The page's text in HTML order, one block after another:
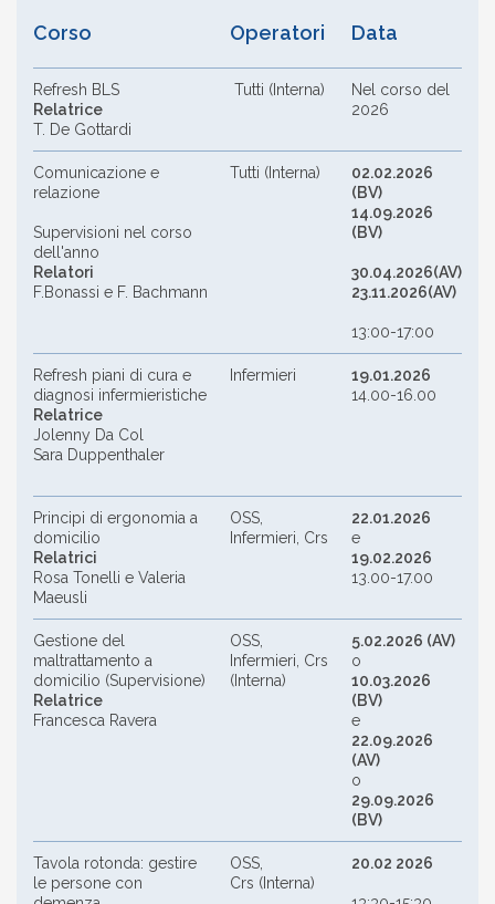
Corso
Operatori Data
Refresh BLS
Relatrice
T. De Gottardi
Tutti (Interna)
Nel corso del
2026
Comunicazione e
relazione
Supervisioni nel corso
dell'anno
Relatori
F.Bonassi e F. Bachmann
Tutti (Interna)
02.02.2026
(BV)
14.09.2026
(BV)
30.04.2026(AV)
23.11.2026(AV)
13:00-17:00
Refresh piani di cura e
diagnosi infermieristiche
Relatrice
Jolenny Da Col
Sara Duppenthaler
Infermieri
19.01.2026
14.00-16.00
Principi di ergonomia a
domicilio
Relatrici
Rosa Tonelli e Valeria
Maeusli
OSS,
Infermieri, Crs
22.01.2026
e
19.02.2026
13.00-17.00
Gestione del
maltrattamento a
domicilio (Supervisione)
Relatrice
Francesca Ravera
OSS,
Infermieri, Crs
(Interna)
5.02.2026 (AV)
o
10.03.2026
(BV)
e
22.09.2026
(AV)
o
29.09.2026
(BV)
Tavola rotonda: gestire
le persone con
OSS,
Crs (Interna)
20.02 2026